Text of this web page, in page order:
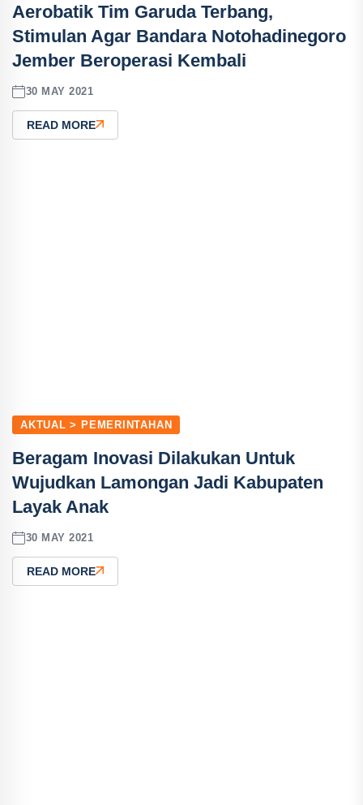
Aerobatik Tim Garuda Terbang,
Stimulan Agar Bandara Notohadinegoro
Jember Beroperasi Kembali
30 MAY 2021
READ MORE
AKTUAL > PEMERINTAHAN
Beragam Inovasi Dilakukan Untuk
Wujudkan Lamongan Jadi Kabupaten
Layak Anak
30 MAY 2021
READ MORE